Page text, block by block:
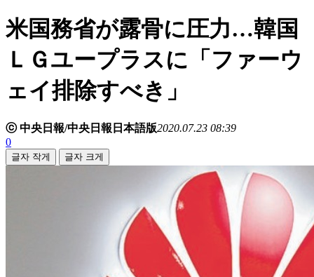
米国務省が露骨に圧力…韓国
ＬＧユープラスに「ファーウ
ェイ排除すべき」
ⓒ 中央日報/中央日報日本語版2020.07.23 08:39
0
글자 작게 글자 크게